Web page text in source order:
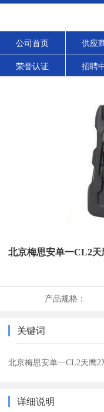
公司首页 供应
荣誉认证 招聘
北京梅思安单一CL2
产品规格：
关键词
北京梅思安单一CL2天鹰
详细说明